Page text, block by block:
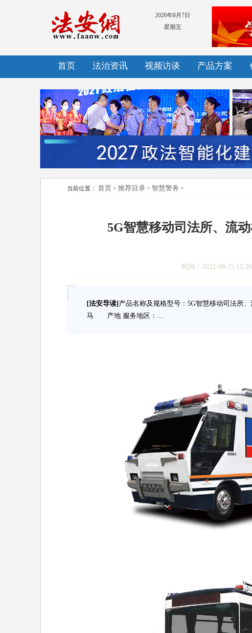
2026年8月7日
星期五
首页 法治资讯 视频访谈 产品方案
当前位置： 首页 > 推荐目录 > 智慧警务 >
5G智慧移动司法所、流
时间：2022-08-25
[法安导读] 产品名称及规格型号：5G智慧移动司法
马 产地 服务地区：...